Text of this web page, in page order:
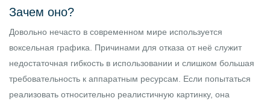
Зачем оно?
Довольно нечасто в современном мире используется
воксельная графика. Причинами для отказа от неё служит
недостаточная гибкость в использовании и слишком большая
требовательность к аппаратным ресурсам. Если попытаться
реализовать относительно реалистичную картинку, она